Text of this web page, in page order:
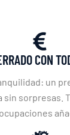
CON
un
sorpresas.